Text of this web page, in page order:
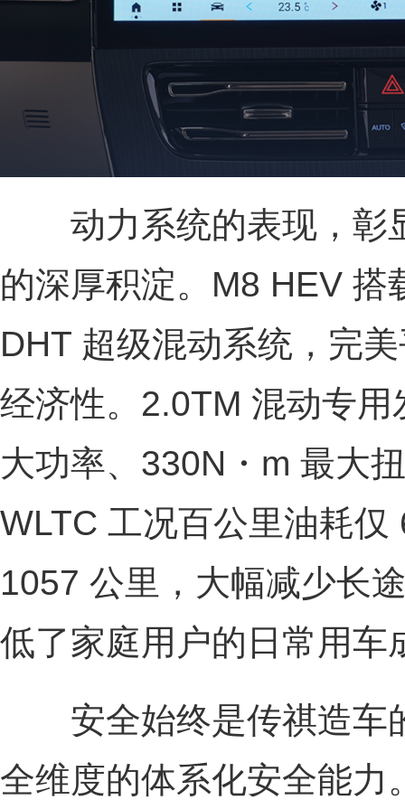
动力系统的表现，彰
的深厚积淀。M8 HEV
DHT 超级混动系统，完
经济性。2.0TM 混动专
大功率、330N・m 最大
WLTC 工况百公里油耗
1057 公里，大幅减少长
低了家庭用户的日常用车
安全始终是传祺造车
全维度的体系化安全能力